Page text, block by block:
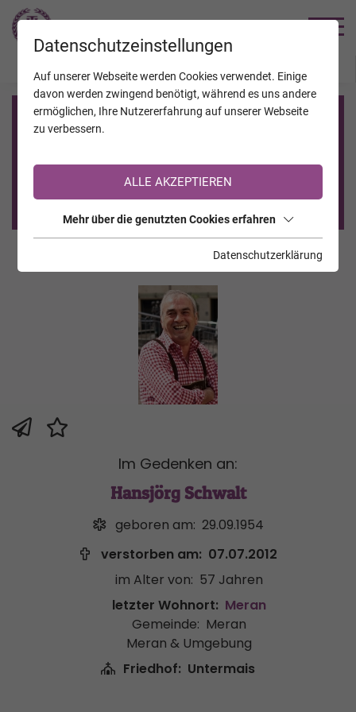
Registrierung auf TrauerHilfe.it
Sie sind noch nicht auf TrauerHilfe.it registriert?
>> zur kostenlosen Registrierung <<
Im Gedenken an:
Hansjörg Schwalt
geboren am: 29.09.1954
verstorben am: 07.07.2012
im Alter von: 57 Jahren
letzter Wohnort: Meran
Gemeinde: Meran
Meran & Umgebung
Friedhof: Untermais
Datenschutzeinstellungen
Auf unserer Webseite werden Cookies verwendet. Einige
davon werden zwingend benötigt, während es uns andere
ermöglichen, Ihre Nutzererfahrung auf unserer Webseite
zu verbessern.
ALLE AKZEPTIEREN
Mehr über die genutzten Cookies erfahren
Datenschutzerklärung
JAHRESTAGE KALENDER VERSTORBENE